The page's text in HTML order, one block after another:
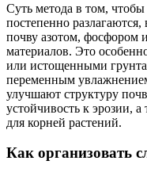
Суть метода в том,
постепенно
почву азотом, фосфором
материалов. Это
или истощенными
переменным
улучшают структуру
устойчивость к эрозии,
для корней растений.
Как организовать